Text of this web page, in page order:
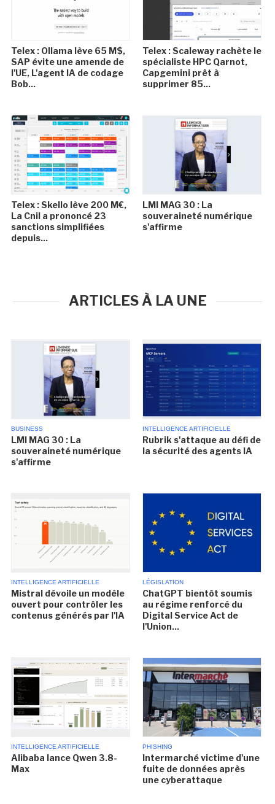
Telex : Ollama lève 65 M$,
SAP évite une amende de
l'UE, L'agent IA de codage
Bob...
Telex : Scaleway rachète le
spécialiste HPC Qarnot,
Capgemini prêt à
supprimer 85...
Telex : Skello lève 200 M€,
La Cnil a prononcé 23
sanctions simplifiées
depuis...
LMI MAG 30 : La
souveraineté numérique
s'affirme
ARTICLES À LA UNE
BUSINESS
LMI MAG 30 : La
souveraineté numérique
s'affirme
INTELLIGENCE ARTIFICIELLE
Rubrik s'attaque au défi de
la sécurité des agents IA
INTELLIGENCE ARTIFICIELLE
Mistral dévoile un modèle
ouvert pour contrôler les
contenus générés par l'IA
LÉGISLATION
ChatGPT bientôt soumis
au régime renforcé du
Digital Service Act de
l'Union...
INTELLIGENCE ARTIFICIELLE
Alibaba lance Qwen 3.8-
Max
PHISHING
Intermarché victime d'une
fuite de données après
une cyberattaque